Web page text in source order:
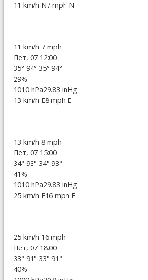
11 km/h N7 mph N
11 km/h 7 mph
Пет, 07 12:00
35° 94° 35° 94°
29%
1010 hPa29.83 inHg
13 km/h E8 mph E
13 km/h 8 mph
Пет, 07 15:00
34° 93° 34° 93°
41%
1010 hPa29.83 inHg
25 km/h E16 mph E
25 km/h 16 mph
Пет, 07 18:00
33° 91° 33° 91°
40%